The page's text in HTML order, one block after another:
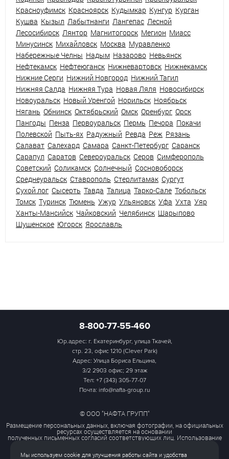
Красноуфимск Красноярск Кудымкар Кунгур Курган
Кушва Кызыл Лабытнанги Лангепас Лесной
Лесосибирск Лянтор Магнитогорск Мегион Миасс
Минусинск Михайловск Москва Муравленко
Набережные Челны Надым Назарово Невьянск
Нефтекамск Нефтеюганск Нижневартовск Нижнекамск
Нижние Серги Нижний Новгород Нижний Тагил
Нижняя Салда Нижняя Тура Новая Ляля Новосибирск
Новоуральск Новый Уренгой Норильск Ноябрьск
Нягань Обнинск Октябрьский Омск Оренбург Орск
Пангоды Пенза Первоуральск Пермь Печора Покачи
Полевской Пыть-ях Радужный Ревда Реж Рязань
Салават Салехард Самара Санкт-Петербург Саранск
Сарапул Саратов Североуральск Серов Симферополь
Советский Соликамск Солнечный Сосновоборск
Среднеуральск Ставрополь Стерлитамак Сургут
Сухой лог Сысерть Тавда Талица Тарко-Сале Тобольск
Томск Туринск Тюмень Ужур Ульяновск Уфа Ухта Уяр
Ханты-Мансийск Чайковский Челябинск Шарыпово
Шушенское Югорск Ярославль
8-800-77-55-460
Юр.адрес: г. Екатеринбург, улица Ткачей,
стр. 23, офис 1210 (Clever Park)
Адрес: Улица Бориса Ельцина,
3/2 2903 офис; 29 этаж
Тел: +7 (343) 305-77-07
Почта: info@nafta-group.ru
© ООО "НАФТА ГРУПП"
Размещение персональных данных, включая фотографии, на официальных
ресурсах осуществляется на основании
полученных письменных согласий соответствующих лиц. Использование
этих материалов третьими лицами
Мы используем cookie для улучшения работы сайта и удобства